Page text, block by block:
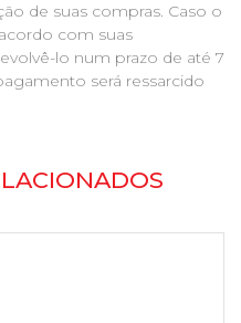
de suas compras. Caso o
com suas
lo num prazo de até 7
será ressarcido